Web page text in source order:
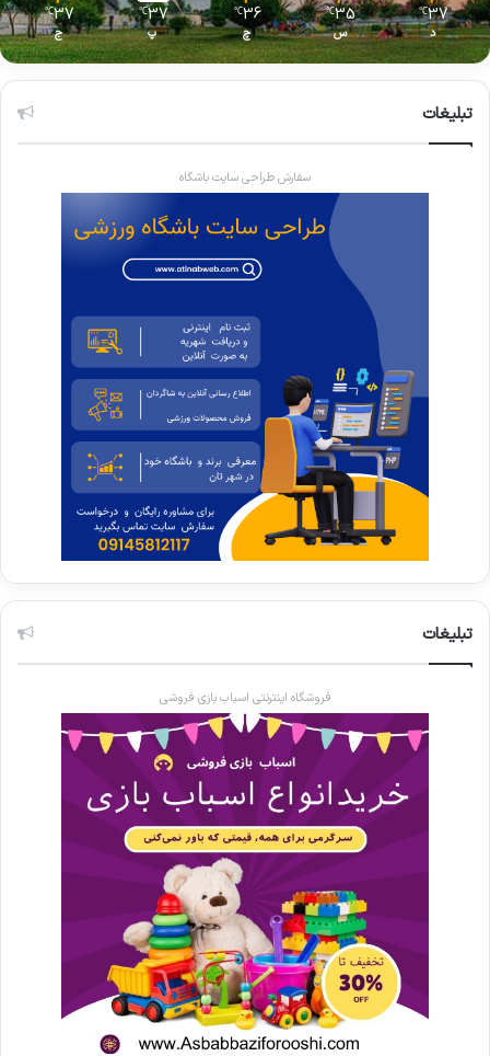
37
℃
د
35
℃
س
36
℃
چ
37
℃
پ
37
℃
ج
تبلیغات
سفارش طراحی سایت باشگاه
تبلیغات
فروشگاه اینترنتی اسباب بازی فروشی